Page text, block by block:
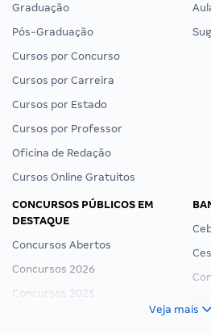
Graduação
Pós-Graduação
Cursos por Concurso
Cursos por Carreira
Cursos por Estado
Cursos por Professor
Oficina de Redação
Cursos Online Gratuitos
CONCURSOS PÚBLICOS EM
DESTAQUE
Concursos Abertos
Concursos 2026
Concursos 2025
Veja mais